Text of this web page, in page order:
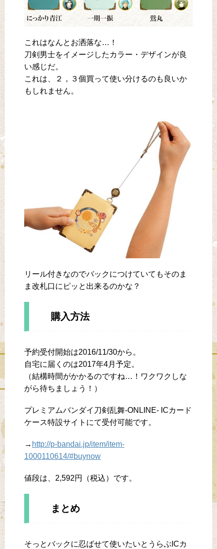
これはなんとお洒落な…！
刀剣男士をイメージしたカラー・デザインが良
い感じだ。
これは、２，３個買って使い分けるのも良いか
もしれません。
リール付きなのでバックにつけていてもそのま
ま改札口にピッと出来るのかな？
購入方法
予約受付開始は2016/11/30から。
自宅に届くのは2017年4月予定。
（結構時間がかかるのですね…！ワクワクしな
がら待ちましょう！）
プレミアムバンダイ刀剣乱舞-ONLINE- ICカード
ケース特設サイトにて受付可能です。
→ http://p-bandai.jp/item/item-
1000110614/#buynow
値段は、2,592円（税込）です。
まとめ
そっとバックに忍ばせて使いたいとうらぶICカ